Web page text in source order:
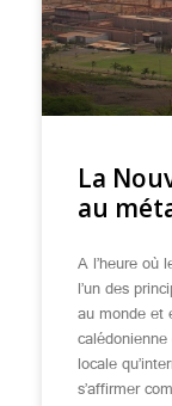
La
au
A l’heure où
l’un des
au monde et
locale
s’affirmer